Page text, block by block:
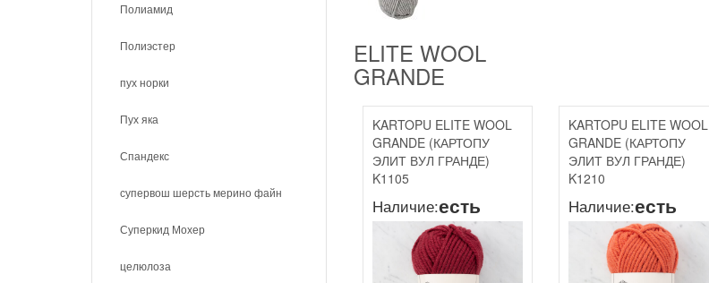
Полиамид
Полиэстер
пух норки
Пух яка
Спандекс
супервош шерсть мерино файн
Суперкид Мохер
целюлоза
ELITE WOOL
GRANDE
KARTOPU ELITE WOOL
GRANDE (КАРТОПУ
ЭЛИТ ВУЛ ГРАНДЕ)
K1105
Наличие:есть
KARTOPU ELITE WOOL
GRANDE (КАРТОПУ
ЭЛИТ ВУЛ ГРАНДЕ)
K1210
Наличие:есть